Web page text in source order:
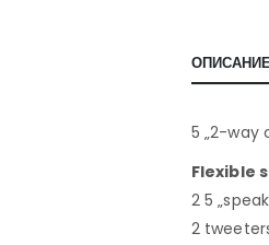
5 „2-way
Flexible
2 5
2